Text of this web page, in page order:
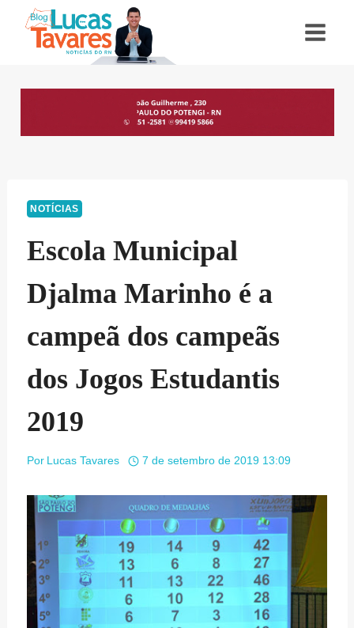
NOTÍCIAS
Escola Municipal
Djalma Marinho é a
campeã dos campeãs
dos Jogos Estudantis
2019
Por Lucas Tavares 7 de setembro de 2019 13:09